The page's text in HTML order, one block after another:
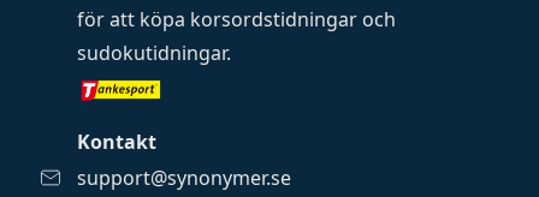
för att köpa korsordstidningar och
sudokutidningar.
Kontakt
support@synonymer.se